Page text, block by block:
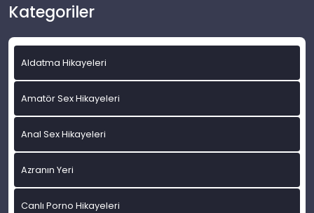
Kategoriler
Aldatma Hikayeleri
Amatör Sex Hikayeleri
Anal Sex Hikayeleri
Azranın Yeri
Canlı Porno Hikayeleri